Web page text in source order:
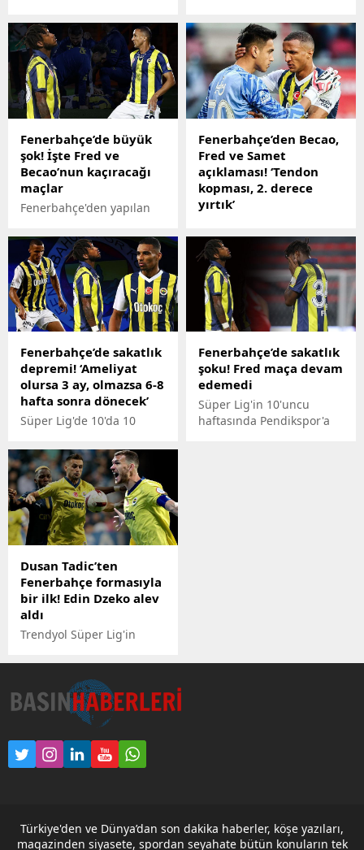
futbolcunun uzun süreli
sakatlığı can sıkarken,
altında yatan gerçek
ortaya çıktı. Pendik
maçında sakatlandığı an
değişiklik isteyen Fred’in
iki haftada iyileşmesi
beklenirken, ilk yarı
kendini denemek isteyen
tecrübeli futbolcunun
dönüşü üç aya çıktı.
savunmada oynayan
oyuncuların sakatlıkları
moralleri bozdu. Rodrigo
Becao'nun en az 3 ay
sahalardan uzak kalacağı
belirtilirken Alexander
Djiku'nun da forma
giyemeyeceği belirtildi.
Milliyet'in usta
kalemlerinden Ercan
Güven, savunmadaki
oyuncuların sakatlığı
oyuncunun şans
bulabileceğini ifade etti.
Fenerbahçe’de büyük
şok! İşte Fred ve
Becao’nun kaçıracağı
maçlar
Fenerbahçe'den yapılan
Becao’nun Hamstring
grubunda tendon
kopmayı ve Fred'in kasık
bölgesinde 2. derece yırtık
tespit edildiğini açıkladı.
İki yıldızın hangi maçlarda
kazandı.
Fenerbahçe’den Becao,
Fred ve Samet
açıklaması! ‘Tendon
kopması, 2. derece
yırtık’
sakatlıkları bulunan
oyuncularla ilgili açıklama
yaptı.
Fenerbahçe’de sakatlık
depremi! ‘Ameliyat
olursa 3 ay, olmazsa 6-8
hafta sonra dönecek’
Süper Lig'de 10'da 10
koltuğunu koruyan sarı-
lacivertli ekipte savunma
bölgesindeki sakatlıklar
can sıkmaya başladı.
Cüneyt Kaşeler Skorer
TV'de sakatlıkları bulunan
ve Fred'in son durumu ile
ilgili önemli bilgiler verdi.
Fenerbahçe’de sakatlık
şoku! Fred maça devam
edemedi
Süper Lig'in 10'uncu
haftasında Pendikspor'a
Dusan Tadic’ten
Fenerbahçe formasıyla
bir ilk! Edin Dzeko alev
aldı
Trendyol Süper Lig'in
Kasımpaşa, Fenerbahçe'yi
konuk etti. Kritik
karşılaşmada yıldızlaşan
isim Edin Dzeko oldu. Sarı-
lacivertlilerde Dusan Tadic
bir ilke imza attı.
Türkiye'den ve Dünya’dan son dakika haberler, köşe yazıları,
magazinden siyasete, spordan seyahate bütün konuların tek